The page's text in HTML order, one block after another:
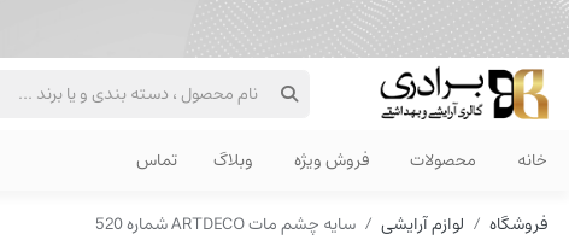
خانه
محصولات فروش ویژه وبلاگ تماس
فروشگاه لوازم آرایشی سایه چشم مات ARTDECO شماره 520